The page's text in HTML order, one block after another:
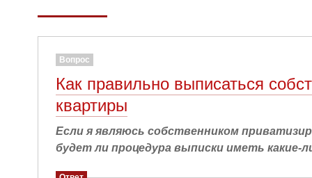
Вопрос
Как правильно выписаться
квартиры
Если я являюсь собственником
будет ли процедура выписки иметь какие-